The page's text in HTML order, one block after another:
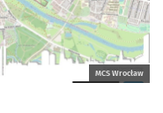
MCS Wrocław